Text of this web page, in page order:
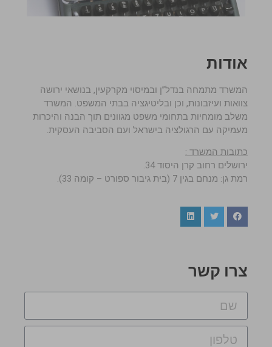
אודות
המשרד מתמחה בנדל”ן ובמיסוי מקרקעין, בנושאי ירושה
צוואות ועיזבונות, וכן ובליטיגציה בבתי המשפט. המשרד
משלב מומחיות בתחומי משפט מגוונים תוך הבנה והיכרות
מעמיקה עם הרגולציה בישראל ועם הסביבה העסקית.
כתובות המשרד :
ירושלים רחוב קרן היסוד 34.
רמת גן: מנחם בגין 7 (בית גיבור ספורט – קומה 33).
צרו קשר